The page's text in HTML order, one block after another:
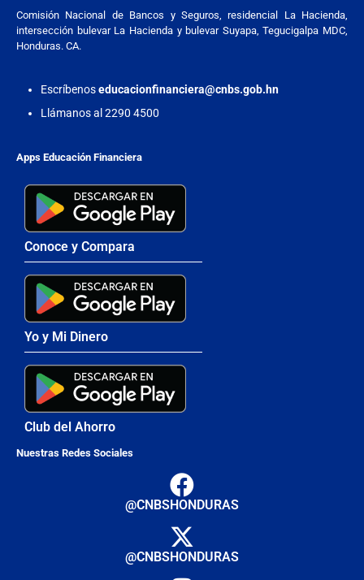
Comisión Nacional de Bancos y Seguros, residencial La Hacienda,
intersección bulevar La Hacienda y bulevar Suyapa, Tegucigalpa MDC,
Honduras. CA.
Escríbenoseducacionfinanciera@cnbs.gob.hn
Llámanos al 2290 4500
Apps Educación Financiera
Conoce y Compara
Yo y Mi Dinero
Club del Ahorro
Nuestras Redes Sociales
@CNBSHONDURAS
@CNBSHONDURAS